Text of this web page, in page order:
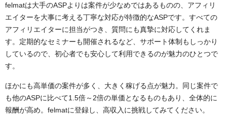
felmatは大手のASPよりは案件が少なめではあるものの、アフィリ
エイターを大事に考える丁寧な対応が特徴的なASPです。すべての
アフィリエイターに担当がつき、質問にも真摯に対応してくれま
す。定期的なセミナーも開催されるなど、サポート体制もしっかり
しているので、初心者でも安心して利用できるのが魅力のひとつで
す。
ほかにも高単価の案件が多く、大きく稼げる点が魅力。同じ案件で
も他のASPに比べて1.5倍～2倍の単価となるものもあり、全体的に
報酬が高め。felmatに登録し、高収入に挑戦してみてください。